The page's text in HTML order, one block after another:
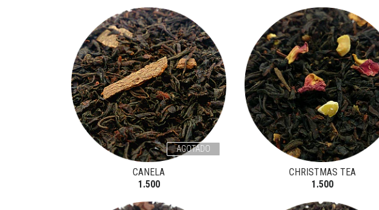
AGOTADO
CANELA
1.500
CHRISTMAS TEA
1.500